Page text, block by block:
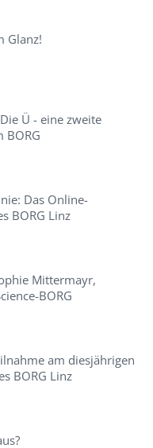
Glanz!
Ü - eine zweite
BORG
Das Online-
BORG Linz
Mittermayr,
BORG
am diesjährigen
BORG Linz